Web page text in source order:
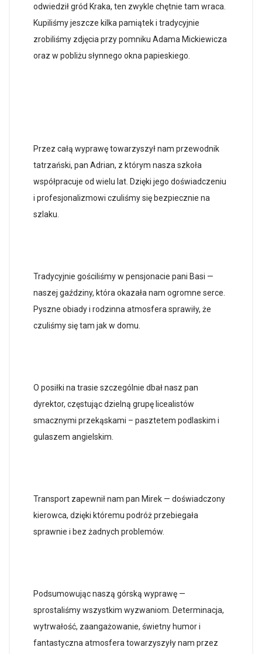
odwiedził gród Kraka, ten zwykle chętnie tam wraca.
Kupiliśmy jeszcze kilka pamiątek i tradycyjnie
zrobiliśmy zdjęcia przy pomniku Adama Mickiewicza
oraz w pobliżu słynnego okna papieskiego.
Przez całą wyprawę towarzyszył nam przewodnik
tatrzański, pan Adrian, z którym nasza szkoła
współpracuje od wielu lat. Dzięki jego doświadczeniu
i profesjonalizmowi czuliśmy się bezpiecznie na
szlaku.
Tradycyjnie gościliśmy w pensjonacie pani Basi —
naszej gaździny, która okazała nam ogromne serce.
Pyszne obiady i rodzinna atmosfera sprawiły, że
czuliśmy się tam jak w domu.
O posiłki na trasie szczególnie dbał nasz pan
dyrektor, częstując dzielną grupę licealistów
smacznymi przekąskami – pasztetem podlaskim i
gulaszem angielskim.
Transport zapewnił nam pan Mirek — doświadczony
kierowca, dzięki któremu podróż przebiegała
sprawnie i bez żadnych problemów.
Podsumowując naszą górską wyprawę —
sprostaliśmy wszystkim wyzwaniom. Determinacja,
wytrwałość, zaangażowanie, świetny humor i
fantastyczna atmosfera towarzyszyły nam przez